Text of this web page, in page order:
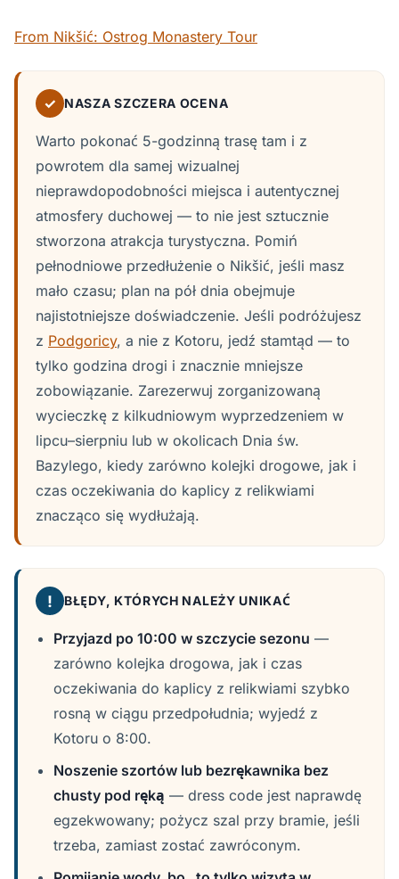
From Nikšić: Ostrog Monastery Tour
✓ NASZA SZCZERA OCENA
Warto pokonać 5-godzinną trasę tam i z
powrotem dla samej wizualnej
nieprawdopodobności miejsca i autentycznej
atmosfery duchowej — to nie jest sztucznie
stworzona atrakcja turystyczna. Pomiń
pełnodniowe przedłużenie o Nikšić, jeśli masz
mało czasu; plan na pół dnia obejmuje
najistotniejsze doświadczenie. Jeśli podróżujesz
z Podgoricy, a nie z Kotoru, jedź stamtąd — to
tylko godzina drogi i znacznie mniejsze
zobowiązanie. Zarezerwuj zorganizowaną
wycieczkę z kilkudniowym wyprzedzeniem w
lipcu–sierpniu lub w okolicach Dnia św.
Bazylego, kiedy zarówno kolejki drogowe, jak i
czas oczekiwania do kaplicy z relikwiami
znacząco się wydłużają.
! BŁĘDY, KTÓRYCH NALEŻY UNIKAĆ
Przyjazd po 10:00 w szczycie sezonu —
zarówno kolejka drogowa, jak i czas
oczekiwania do kaplicy z relikwiami szybko
rosną w ciągu przedpołudnia; wyjedź z
Kotoru o 8:00.
Noszenie szortów lub bezrękawnika bez
chusty pod ręką — dress code jest naprawdę
egzekwowany; pożycz szal przy bramie, jeśli
trzeba, zamiast zostać zawróconym.